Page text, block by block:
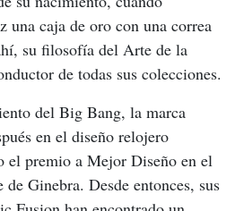
una caja de oro con una correa
su filosofía del Arte de la
de todas sus colecciones.
del Big Bang, la marca
en el diseño relojero
el premio a Mejor Diseño en el
Ginebra. Desde entonces, sus